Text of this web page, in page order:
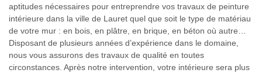
aptitudes nécessaires pour entreprendre vos travaux de peinture
intérieure dans la ville de Lauret quel que soit le type de matériau
de votre mur : en bois, en plâtre, en brique, en béton où autre…
Disposant de plusieurs années d’expérience dans le domaine,
nous vous assurons des travaux de qualité en toutes
circonstances. Après notre intervention, votre intérieure sera plus